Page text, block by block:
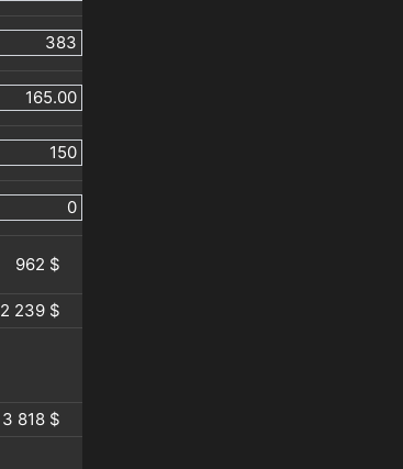
962 $
2 239 $
3 818 $